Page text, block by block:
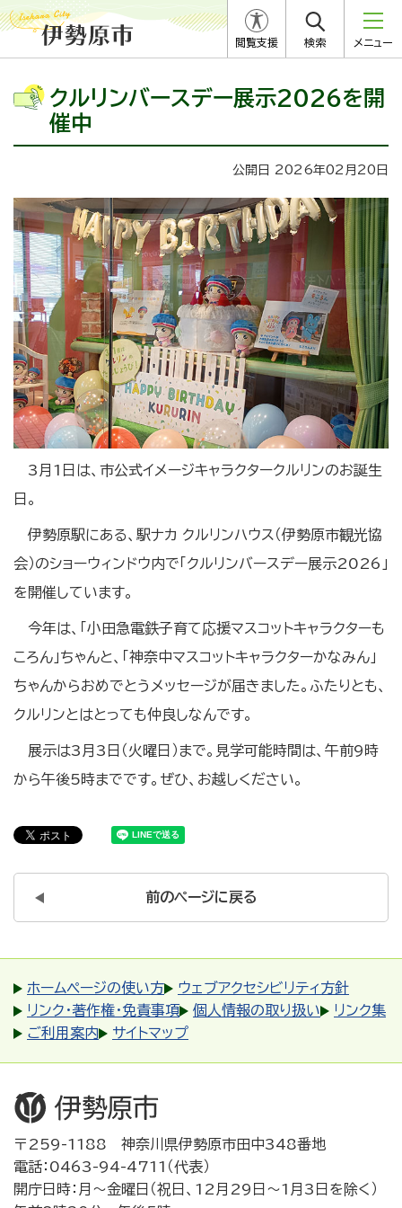
閲覧支援 検索 メニュー
クルリンバースデー展示2026を開
催中
公開日 2026年02月20日
3月1日は、市公式イメージキャラクタークルリンのお誕生
日。
伊勢原駅にある、駅ナカ クルリンハウス（伊勢原市観光協
会）のショーウィンドウ内で「クルリンバースデー展示2026」
を開催しています。
今年は、「小田急電鉄子育て応援マスコットキャラクターも
ころん」ちゃんと、「神奈中マスコットキャラクターかなみん」
ちゃんからおめでとうメッセージが届きました。ふたりとも、
クルリンとはとっても仲良しなんです。
展示は3月3日（火曜日）まで。見学可能時間は、午前9時
から午後5時までです。ぜひ、お越しください。
前のページに戻る
ホームページの使い方
ウェブアクセシビリティ方針
リンク・著作権・免責事項
個人情報の取り扱い
リンク集
ご利用案内
サイトマップ
〒259-1188 神奈川県伊勢原市田中348番地
電話：0463-94-4711（代表）
開庁日時：月～金曜日（祝日、12月29日～1月3日を除く）